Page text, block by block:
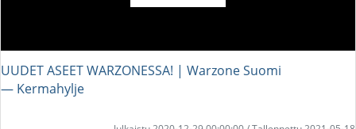
UUDET ASEET WARZONESSA! | Warzone Suomi
― Kermahylje